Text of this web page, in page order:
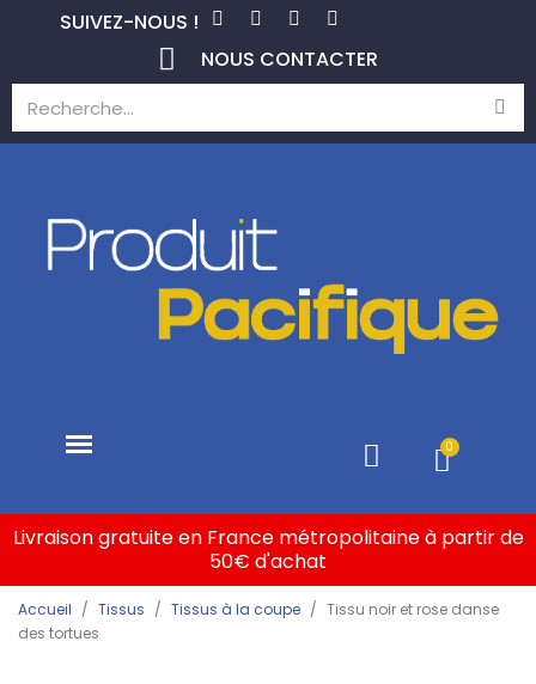
SUIVEZ-NOUS !
NOUS CONTACTER
Livraison gratuite en France métropolitaine à partir de
50€ d'achat
Accueil Tissus Tissus à la coupe
Tissu noir et rose danse
des tortues